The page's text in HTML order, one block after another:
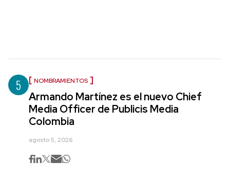
5 NOMBRAMIENTOS
Armando Martínez es el nuevo Chief
Media Officer de Publicis Media
Colombia
agosto 5, 2026